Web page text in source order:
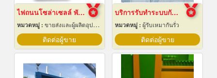
ไฟถนนโซล่าเซลล์ พัทยา ชลบุรี
หมวดหมู่ : ขายส่งและผู้ผลิตอุปกรณ์เครื่องใช้ไฟฟ้า
ติดต่อผู้ขาย
บริการรับทำระบบกันซึม
หมวดหมู่ : ผู้รับเหมากันรั่ว
ติดต่อผู้ขาย